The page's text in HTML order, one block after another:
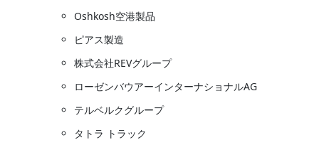
Oshkosh空港製品
ピアス製造
株式会社REVグループ
ローゼンバウアーインターナショナルAG
テルベルクグループ
タトラ トラック